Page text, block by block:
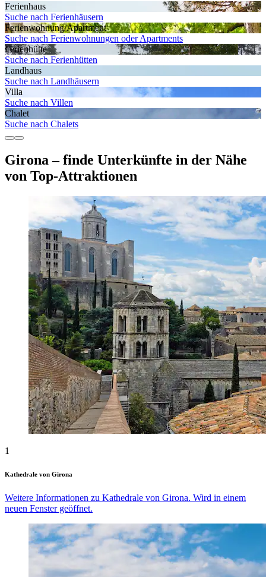
Ferienhaus
Suche nach Ferienhäusern
Ferienwohnung/Apartment
Suche nach Ferienwohnungen oder Apartments
Ferienhütte
Suche nach Ferienhütten
Landhaus
Suche nach Landhäusern
Villa
Suche nach Villen
Chalet
Suche nach Chalets
Girona – finde Unterkünfte in der Nähe
von Top-Attraktionen
1
Kathedrale von Girona
Weitere Informationen zu Kathedrale von Girona. Wird in einem
neuen Fenster geöffnet.